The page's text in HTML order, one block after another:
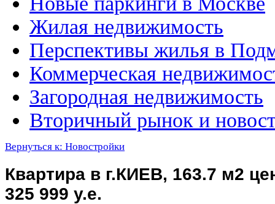
Жилая недвижимость
Перспективы жилья в
Коммерческая
Загородная недвижимость
Вторичный рынок и
Вернуться к: Новостройки
Квартира в г.КИЕВ, 163.7 м2
325 999 у.е.